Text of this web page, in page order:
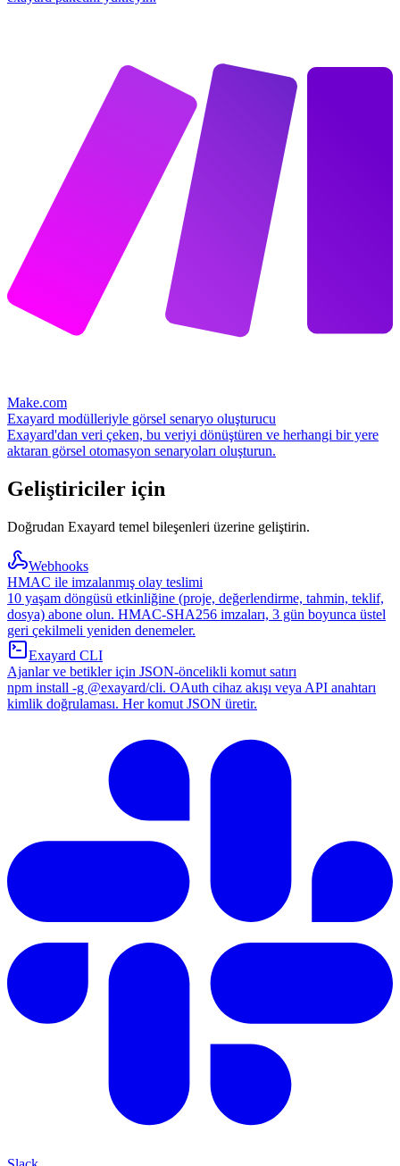
Make.com
Exayard modülleriyle görsel senaryo oluşturucu
Exayard'dan veri çeken, bu veriyi dönüştüren ve herhangi bir yere
aktaran görsel otomasyon senaryoları oluşturun.
Geliştiriciler için
Doğrudan Exayard temel bileşenleri üzerine geliştirin.
Webhooks
HMAC ile imzalanmış olay teslimi
10 yaşam döngüsü etkinliğine (proje, değerlendirme, tahmin, teklif,
dosya) abone olun. HMAC-SHA256 imzaları, 3 gün boyunca üstel
geri çekilmeli yeniden denemeler.
Exayard CLI
Ajanlar ve betikler için JSON-öncelikli komut satırı
npm install -g @exayard/cli. OAuth cihaz akışı veya API anahtarı
kimlik doğrulaması. Her komut JSON üretir.